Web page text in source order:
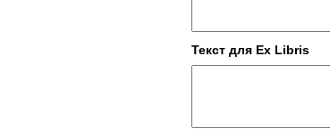
Текст для Ex Libris